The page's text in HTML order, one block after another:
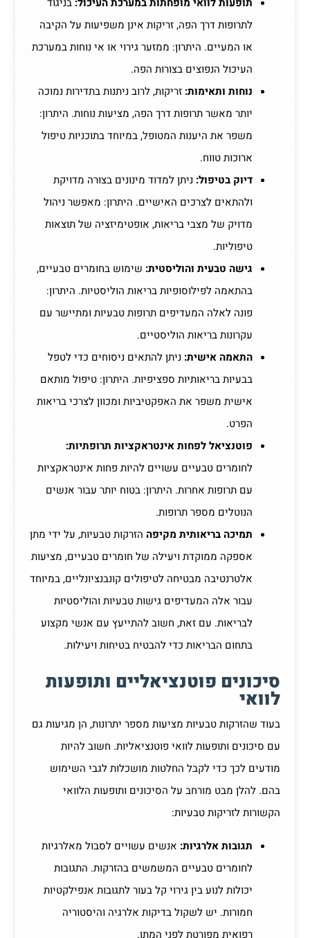
לתרופות דרך הפה, זריקות אינן משפיעות על הקיבה
או המעיים. היתרון: ממזער גירוי או אי נוחות במערכת
העיכול הנפוצים בצורות הפה.
נוחות ותאימות: זריקות, לרוב ניתנות בתדירות נמוכה
יותר מאשר תרופות דרך הפה, מציעות נוחות. היתרון:
משפר את היענות המטופל, במיוחד בתוכניות טיפול
ארוכות טווח.
דיוק בטיפול: ניתן למדוד מינונים בצורה מדויקת
ולהתאים לצרכים האישיים. היתרון: מאפשר ניהול
מדויק של מצבי בריאות, אופטימיזציה של תוצאות
טיפוליות.
גישה טבעית והוליסטית: שימוש בחומרים טבעיים,
בהתאמה לפילוסופיות בריאות הוליסטיות. היתרון:
פונה לאלה המעדיפים תרופות טבעיות ומתיישר עם
עקרונות בריאות הוליסטיים.
התאמה אישית: ניתן להתאים ניסוחים כדי לטפל
בבעיות בריאותיות ספציפיות. היתרון: טיפול מותאם
אישית משפר את האפקטיביות ומכוון לצרכי בריאות
הפרט.
פוטנציאל לפחות אינטראקציות תרופתיות:
לחומרים טבעיים עשויים להיות פחות אינטראקציות
עם תרופות אחרות. היתרון: בטוח יותר עבור אנשים
הנוטלים מספר תרופות.
תמיכה בריאותית מקיפה הזרקות טבעיות, על ידי מתן
אספקה ממוקדת ויעילה של חומרים טבעיים, מציעות
אלטרנטיבה מבטיחה לטיפולים קונבנציונליים, במיוחד
עבור אלה המעדיפים גישות טבעיות והוליסטיות
לבריאות. עם זאת, חשוב להתייעץ עם אנשי מקצוע
בתחום הבריאות כדי להבטיח בטיחות ויעילות.
סיכונים פוטנציאליים ותופעות
לוואי
בעוד שהזרקות טבעיות מציעות מספר יתרונות, הן מגיעות גם
עם סיכונים ותופעות לוואי פוטנציאליות. חשוב להיות
מודעים לכך כדי לקבל החלטות מושכלות לגבי השימוש
בהם. להלן מבט מורחב על הסיכונים ותופעות הלוואי
הקשורות לזריקות טבעיות:
תגובות אלרגיות: אנשים עשויים לסבול מאלרגיות
לחומרים טבעיים המשמשים בהזרקות. התגובות
יכולות לנוע בין גירוי קל בעור לתגובות אנפילקטיות
חמורות. יש לשקול בדיקות אלרגיה והיסטוריה
רפואית מפורטת לפני המתן.